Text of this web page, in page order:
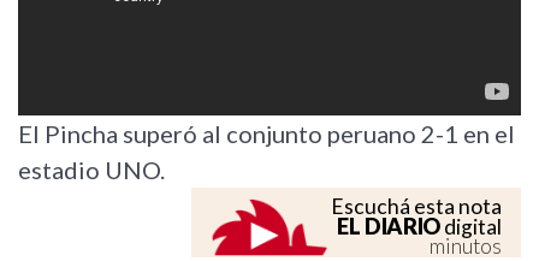
El Pincha superó al conjunto peruano 2-1 en el
estadio UNO.
Escuchá esta nota
EL DIARIOdigital
minutos